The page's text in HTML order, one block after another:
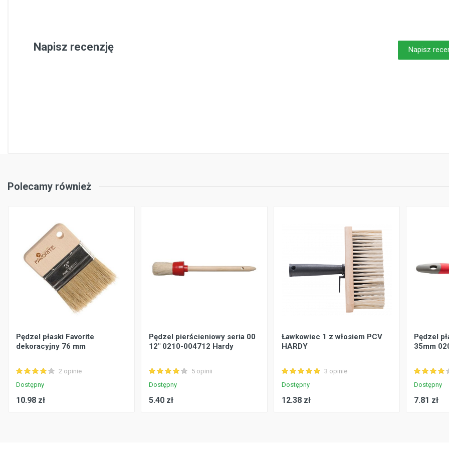
Napisz recenzję Napisz
Polecamy również
Pędzel płaski Favorite
dekoracyjny 76 mm
2 opinie
Dostępny
10.98 zł
Pędzel pierścieniowy seria 00
12" 0210-004712 Hardy
5 opinii
Dostępny
5.40 zł
Ławkowiec 1 z włosiem PCV
HARDY
3 opinie
Dostępny
12.38 zł
Pędzel
35mm
Dostępny
7.81 zł